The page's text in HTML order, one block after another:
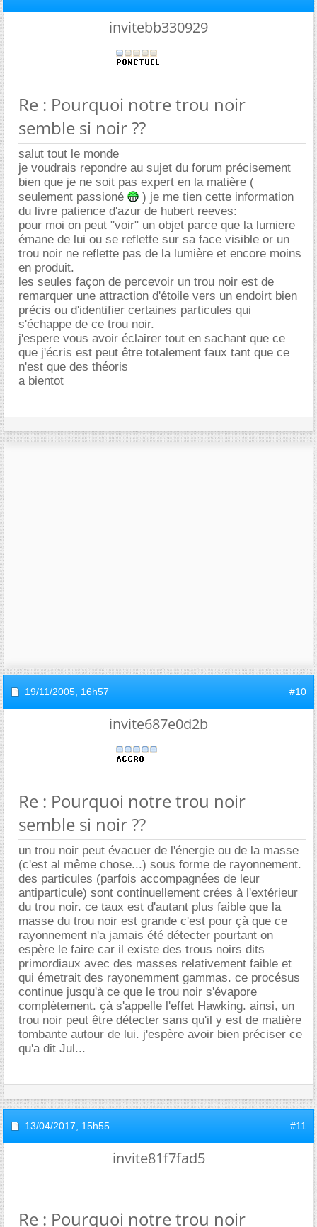
invitebb330929
Re : Pourquoi notre trou noir
semble si noir ??
salut tout le monde
je voudrais repondre au sujet du forum précisement
bien que je ne soit pas expert en la matière (
seulement passioné
) je me tien cette information
du livre patience d'azur de hubert reeves:
pour moi on peut "voir" un objet parce que la lumiere
émane de lui ou se reflette sur sa face visible or un
trou noir ne reflette pas de la lumière et encore moins
en produit.
les seules façon de percevoir un trou noir est de
remarquer une attraction d'étoile vers un endoirt bien
précis ou d'identifier certaines particules qui
s'échappe de ce trou noir.
j'espere vous avoir éclairer tout en sachant que ce
que j'écris est peut être totalement faux tant que ce
n'est que des théoris
a bientot
19/11/2005, 16h57 #10
invite687e0d2b
Re : Pourquoi notre trou noir
semble si noir ??
un trou noir peut évacuer de l'énergie ou de la masse
(c'est al même chose...) sous forme de rayonnement.
des particules (parfois accompagnées de leur
antiparticule) sont continuellement crées à l'extérieur
du trou noir. ce taux est d'autant plus faible que la
masse du trou noir est grande c'est pour çà que ce
rayonnement n'a jamais été détecter pourtant on
espère le faire car il existe des trous noirs dits
primordiaux avec des masses relativement faible et
qui émetrait des rayonemment gammas. ce procésus
continue jusqu'à ce que le trou noir s'évapore
complètement. çà s'appelle l'effet Hawking. ainsi, un
trou noir peut être détecter sans qu'il y est de matière
tombante autour de lui. j'espère avoir bien préciser ce
qu'a dit Jul...
13/04/2017, 15h55 #11
invite81f7fad5
Re : Pourquoi notre trou noir